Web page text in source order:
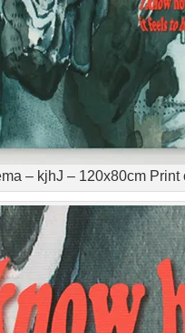
– kjhJ – 120x80cm Print